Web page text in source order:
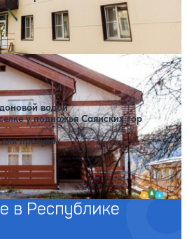
8 Открытый бассейн
водой
у подножья Саянских гор
прогулок
мест на выбранные даты
другой вариант
в Республике